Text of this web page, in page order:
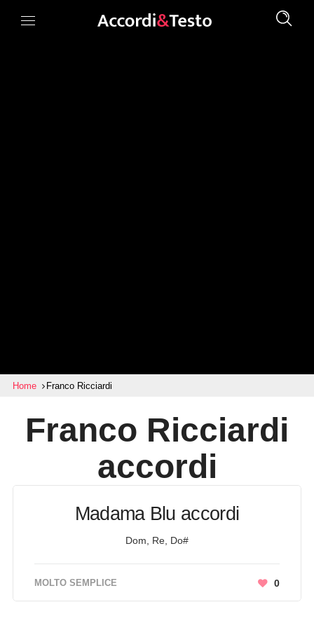
Home Franco Ricciardi
Franco Ricciardi
accordi
Madama Blu accordi
Dom, Re, Do#
MOLTO SEMPLICE 0